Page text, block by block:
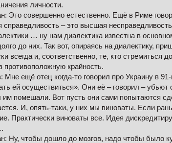
личности.
Это совершенно естественно. Ещё в Риме
– это высшая
… ну нам диалектика известна в
до них. Так вот, опираясь на диалектику,
всегда и, соответственно, те, кто стремиться
противоположную крайность.
Мне ещё отец когда-то говорил про Украину в
ей осуществиться». Они её – говорил – убьют
им помешали. Вот пусть они сами попытаются
И, опять-таки, у них мы виноваты. Если
Практически виноваты все. Идея
Ну, чтобы дошло до мозгов, надо чтобы было